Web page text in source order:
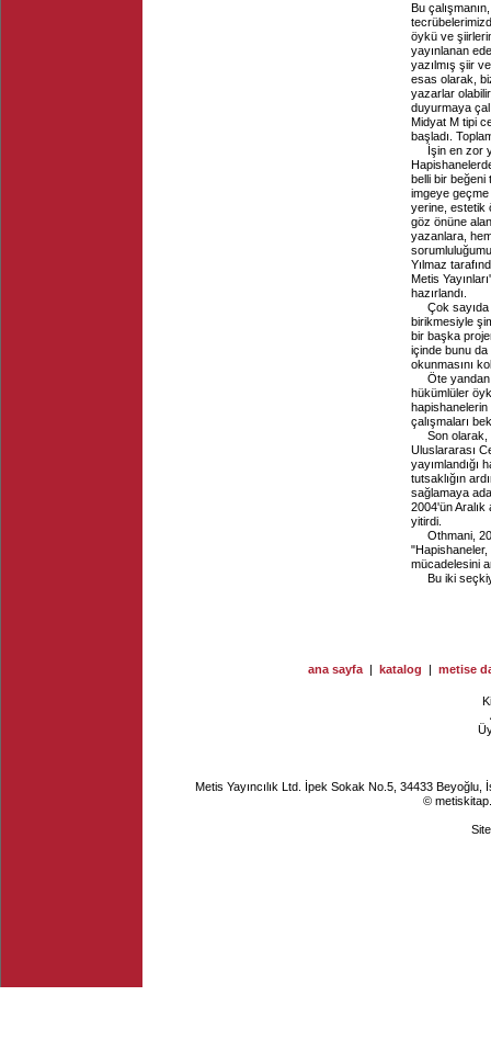
Bu
öykü ve
yayınlanan
yazılmış şiir
esas olarak,
yazarlar
duyurmaya
Midyat M tipi
başladı.
İşin en zor
belli bir beğeni
imgeye
yerine, estetik
göz önüne
yazanlara,
Yılmaz
Metis
hazırlandı.
Çok
birikmesiyle
bir başka
içinde bunu
okunmasını
Öte
hükümlüler
hapishanelerin
çalışmaları
Son olarak,
Uluslararası
yayımlandığı
tutsaklığın
sağlamaya
2004'ün
yitirdi.
Othmani,
"Hapishaneler,
mücadelesini
Bu iki
ana sayfa | katalog | metise
Metis Yayıncılık Ltd. İpek Sokak No.5, 34433
©